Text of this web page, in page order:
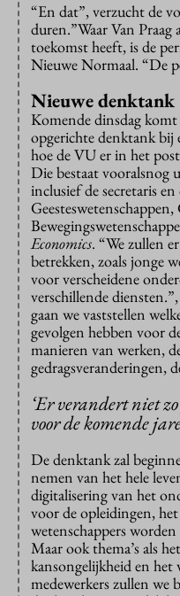
“En dat”, verzucht de
duren.”Waar Van Praag
toekomst heeft, is de
Nieuwe Normaal. “De
Nieuwe denktank
Komende dinsdag
opgerichte denktank bij
hoe de VU er in het
Die bestaat vooralsnog
inclusief de secretaris
Geesteswetenschappen,
Economics. “We zullen
betrekken, zoals jonge
voor verscheidene
verschillende
gaan we vaststellen
gevolgen hebben voor
manieren van werken,
gedragsveranderingen,
‘Er verandert niet
voor de komende
De denktank zal
nemen van het hele
digitalisering van het
voor de opleidingen,
wetenschappers
Maar ook thema’s als
kansongelijkheid en
medewerkers zullen we